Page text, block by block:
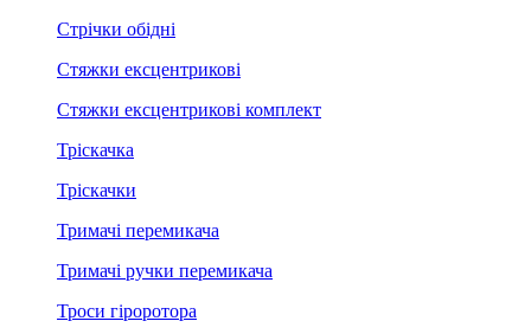
Стрічки обідні
Стяжки ексцентрикові
Стяжки ексцентрикові комплект
Тріскачка
Тріскачки
Тримачі перемикача
Тримачі ручки перемикача
Троси гіроротора